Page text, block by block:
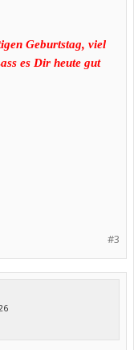
Geburtstag, viel
es Dir heute gut
#3